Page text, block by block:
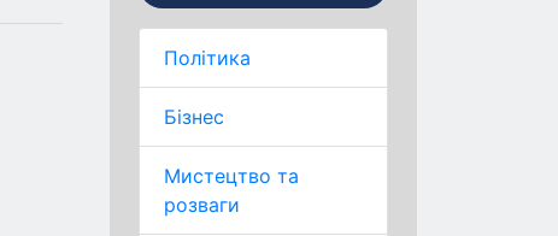
Політика
Бізнес
Мистецтво та
розваги